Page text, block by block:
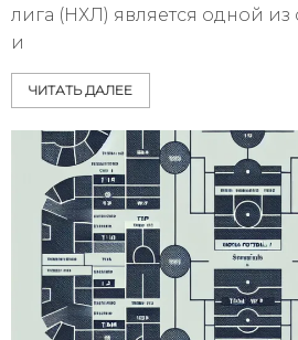
лига (НХЛ) является одной
и
ЧИТАТЬ ДАЛЕЕ